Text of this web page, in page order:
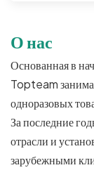
О нас
Основанная в
Topteam
одноразовых
За последние
отрасли и
зарубежными